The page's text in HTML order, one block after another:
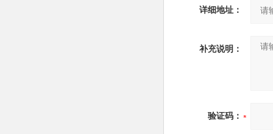
详细地址：
补充说明：
验证码：